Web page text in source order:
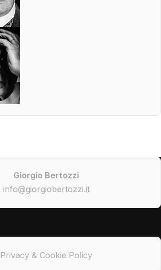
Giorgio Bertozzi
info@giorgiobertozzi.it
Privacy & Cookie Policy